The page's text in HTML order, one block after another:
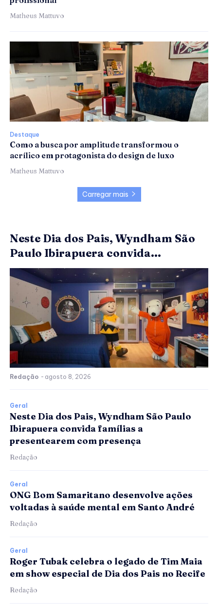
Matheus Mattuvo
Destaque
Como a busca por amplitude transformou o
acrílico em protagonista do design de luxo
Matheus Mattuvo
Carregar mais
Neste Dia dos Pais, Wyndham São
Paulo Ibirapuera convida...
Redação - agosto 8, 2026
Geral
Neste Dia dos Pais, Wyndham São Paulo
Ibirapuera convida famílias a
presentearem com presença
Redação
Geral
ONG Bom Samaritano desenvolve ações
voltadas à saúde mental em Santo André
Redação
Geral
Roger Tubak celebra o legado de Tim Maia
em show especial de Dia dos Pais no Recife
Redação